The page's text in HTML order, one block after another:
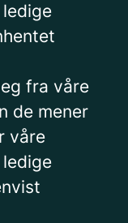
fra våre
de mener
våre